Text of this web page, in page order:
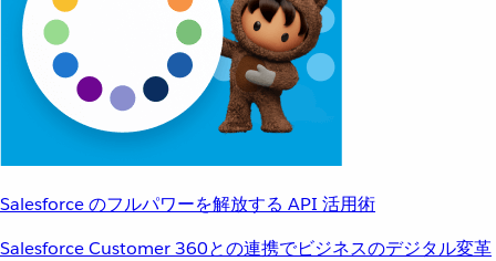
Salesforce のフルパワーを解放する API 活用術
Salesforce Customer 360との連携でビジネスのデジタル変革